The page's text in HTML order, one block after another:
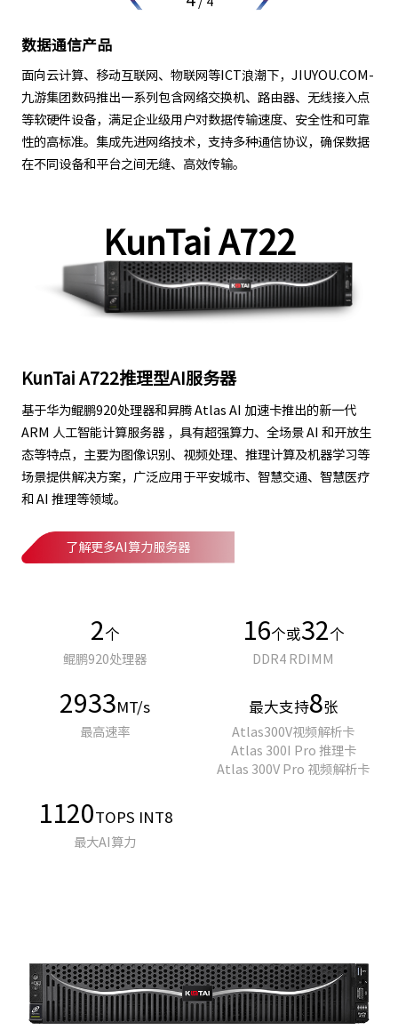
数据通信产品
面向云计算、移动互联网、物联网等ICT浪潮下，JIUYOU.COM-
九游集团数码推出一系列包含网络交换机、路由器、无线接入点
等软硬件设备，满足企业级用户对数据传输速度、安全性和可靠
性的高标准。集成先进网络技术，支持多种通信协议，确保数据
在不同设备和平台之间无缝、高效传输。
KunTai A722
KunTai A722推理型AI服务器
基于华为鲲鹏920处理器和昇腾 Atlas AI 加速卡推出的新一代
ARM 人工智能计算服务器 ，具有超强算力、全场景 AI 和开放生
态等特点，主要为图像识别、视频处理、推理计算及机器学习等
场景提供解决方案，广泛应用于平安城市、智慧交通、智慧医疗
和 AI 推理等领域。
了解更多AI算力服务器
2 个
鲲鹏920处理器
16个或32 个
DDR4 RDIMM
2933MT/s
最高速率
最大支持8张
Atlas300V视频解析卡
Atlas 300I Pro 推理卡
Atlas 300V Pro 视频解析卡
1120TOPS INT8
最大AI算力